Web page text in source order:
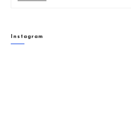
Instagram